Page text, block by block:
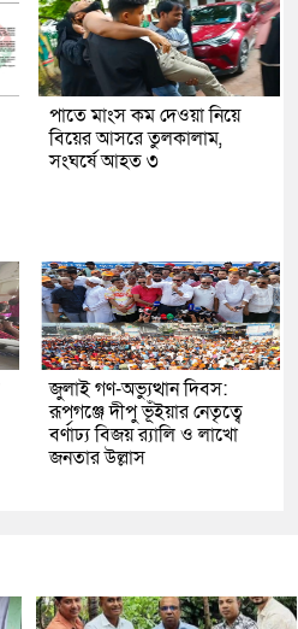
পাতে মাংস কম দেওয়া নিয়ে
বিয়ের আসরে তুলকালাম,
সংঘর্ষে আহত ৩
জুলাই গণ-অভ্যুত্থান দিবস:
রূপগঞ্জে দীপু ভূঁইয়ার নেতৃত্বে
বর্ণাঢ্য বিজয় র‌্যালি ও লাখো
জনতার উল্লাস